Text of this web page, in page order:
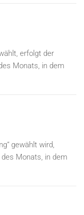
erfolgt der
Monats, in dem
gewählt wird,
Monats, in dem